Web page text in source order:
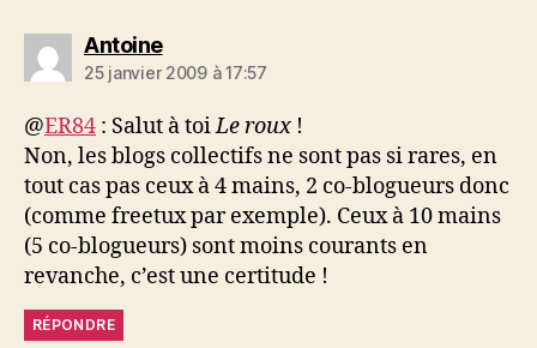
Antoinedit :
25 janvier 2009 à 17:57
@ER84 : Salut à toiLe roux !
Non, les blogs collectifs ne sont pas si rares, en
tout cas pas ceux à 4 mains, 2 co-blogueurs donc
(comme freetux par exemple). Ceux à 10 mains
(5 co-blogueurs) sont moins courants en
revanche, c’est une certitude !
RÉPONDRE